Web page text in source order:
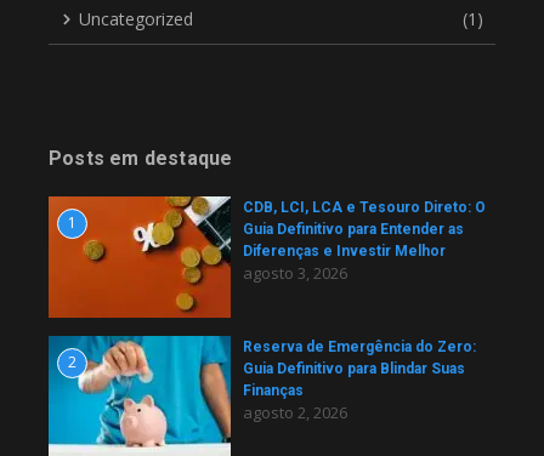
Uncategorized (1)
Posts em destaque
1
CDB, LCI, LCA e Tesouro Direto: O
Guia Definitivo para Entender as
Diferenças e Investir Melhor
agosto 3, 2026
2
Reserva de Emergência do Zero:
Guia Definitivo para Blindar Suas
Finanças
agosto 2, 2026